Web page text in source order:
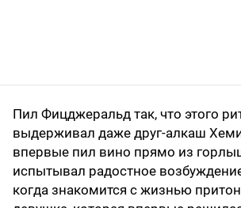
Пил Фицджеральд так, что этого
выдерживал даже друг-алкаш
впервые пил вино прямо из
испытывал радостное
когда знакомится с жизнью